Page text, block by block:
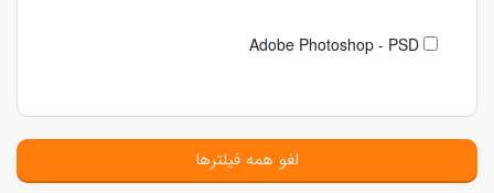
Adobe Photoshop - PSD
لغو همه فیلترها